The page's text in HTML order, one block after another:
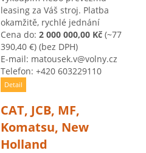
leasing za Váš stroj. Platba
okamžitě, rychlé jednání
Cena do: 2 000 000,00 Kč (~77
390,40 €) (bez DPH)
E-mail: matousek.v@volny.cz
Telefon: +420 603229110
Detail
CAT, JCB, MF,
Komatsu, New
Holland